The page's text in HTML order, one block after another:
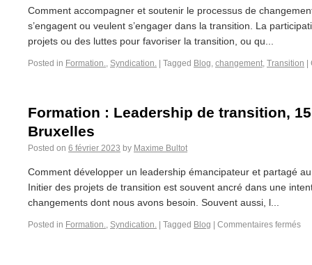
Comment accompagner et soutenir le processus de
s’engagent ou veulent s’engager dans la transition. La
projets ou des luttes pour favoriser la transition, ou qu...
Posted in Formation., Syndication. Tagged Blog, changement, Transition
Formation : Leadership de transition,
Bruxelles
Posted on 6 février 2023 by Maxime Bultot
Comment développer un leadership émancipateur et partagé
Initier des projets de transition est souvent ancré dans une
changements dont nous avons besoin. Souvent aussi, l...
Posted in Formation., Syndication. Tagged Blog Commentaires fermés